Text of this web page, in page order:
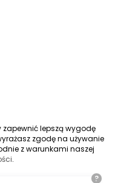
zapewnić lepszą wygodę
zgodę na używanie
z warunkami naszej
.
?